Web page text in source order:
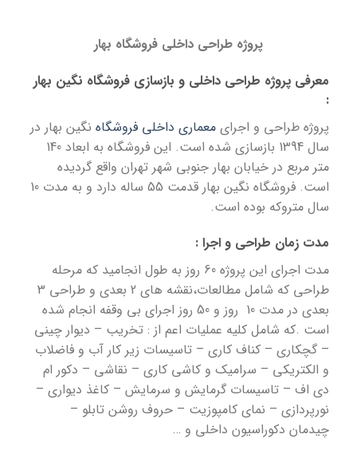
پروژه طراحی داخلی فروشگاه بهار
معرفی پروژه طراحی داخلی و بازسازی فروشگاه نگین بهار
:
پروژه طراحی و اجرای معماری داخلی فروشگاه نگین بهار در
سال 1394 بازسازی شده است. این فروشگاه به ابعاد 140
متر مربع در خیابان بهار جنوبی شهر تهران واقع گردیده
است. فروشگاه نگین بهار قدمت 55 ساله دارد و به مدت 10
سال متروکه بوده است.
مدت زمان طراحی و اجرا :
مدت اجرای این پروژه 60 روز به طول انجامید که مرحله
طراحی که شامل مطالعات،نقشه های 2 بعدی و طراحی 3
بعدی در مدت 10 روز و 50 روز اجرای بی وقفه انجام شده
است .که شامل کلیه عملیات اعم از : تخریب – دیوار چینی
– گچکاری – کناف کاری – تاسیسات زیر کار آب و فاضلاب
و الکتریکی – سرامیک و کاشی کاری – نقاشی – دکور ام
دی اف – تاسیسات گرمایش و سرمایش – کاغذ دیواری –
نورپردازی – نمای کامپوزیت – حروف روشن تابلو –
چیدمان دکوراسیون داخلی و …